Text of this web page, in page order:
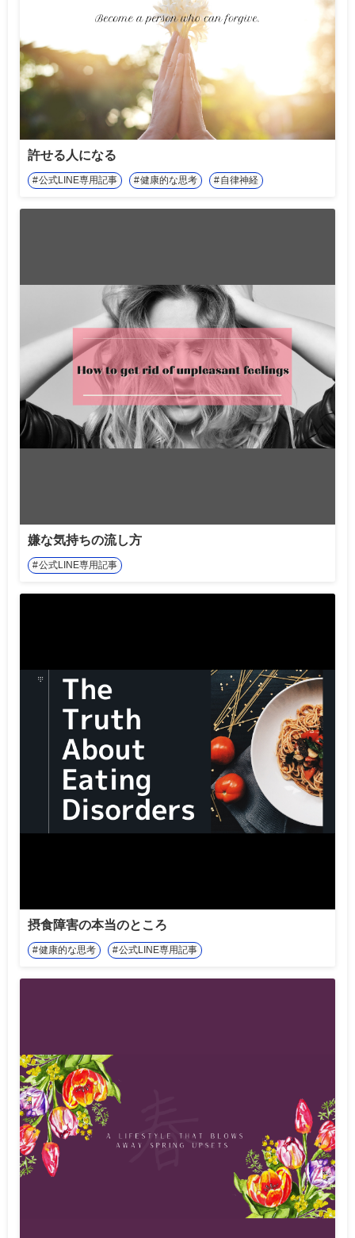
許せる人になる
公式LINE専用記事 健康的な思考 自律神経
嫌な気持ちの流し方
公式LINE専用記事
摂食障害の本当のところ
健康的な思考 公式LINE専用記事